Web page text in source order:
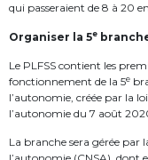
qui passeraient de 8 à 20
Organiser la 5e
Le PLFSS contient les
fonctionnement de la 5e
l’autonomie, créée par la
l’autonomie du 7 août
La branche sera gérée par